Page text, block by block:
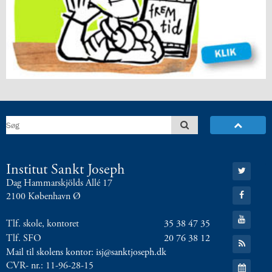
Bilingual
Department
Næste
indlæg:
Mere
fordybelsesugenForrige
indlæg:
4.a
Myretuen
Institut Sankt Joseph
Dag Hammarskjölds Allé 17
2100 København Ø
Tlf. skole, kontoret
35 38 47 35
Tlf. SFO
20 76 38 12
Mail til skolens kontor: isj@sanktjoseph.dk
CVR- nr.: 11-96-28-15
Gå
til:
Twitter
Gå
til:
Facebook
Gå
til:
YouTube
Gå
til:
RSS
feed
Gå